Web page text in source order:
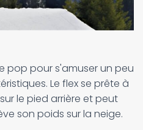
pop pour s'amuser un peu
Le flex se prête à
le pied arrière et peut
son poids sur la neige.